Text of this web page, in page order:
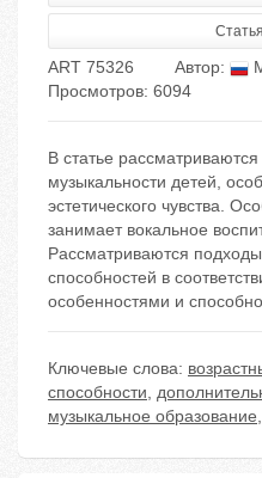
ART 75326 Автор:
Просмотров: 6094
В статье
музыкальности детей,
эстетического чувства.
занимает вокальное
Рассматриваются
способностей в
особенностями и
Ключевые слова:
способности,
музыкальное образование,